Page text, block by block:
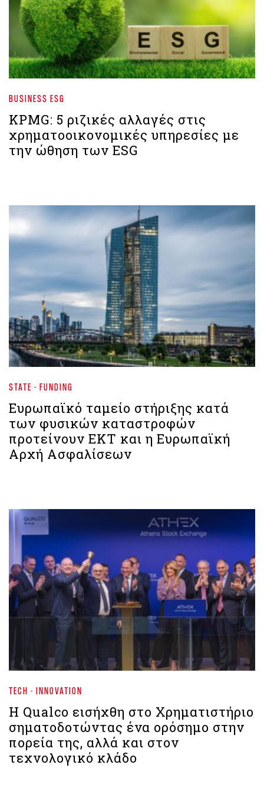
BUSINESS ESG
ΚPMG: 5 ριζικές αλλαγές στις
χρηματοοικονομικές υπηρεσίες με
την ώθηση των ESG
STATE - FUNDING
Ευρωπαϊκό ταμείο στήριξης κατά
των φυσικών καταστροφών
προτείνουν ΕΚΤ και η Ευρωπαϊκή
Αρχή Ασφαλίσεων
TECH - INNOVATION
Η Qualco εισήχθη στο Χρηματιστήριο
σηματοδοτώντας ένα ορόσημο στην
πορεία της, αλλά και στον
τεχνολογικό κλάδο